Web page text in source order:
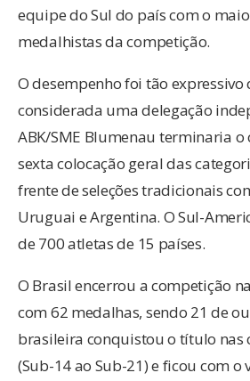
equipe do Sul do país com o
medalhistas da competição.
O desempenho foi tão expressivo
considerada uma delegação
ABK/SME Blumenau terminaria o
sexta colocação geral das
frente de seleções tradicionais
Uruguai e Argentina. O Sul-
de 700 atletas de 15 países.
O Brasil encerrou a competição
com 62 medalhas, sendo 21 de
brasileira conquistou o título nas
(Sub-14 ao Sub-21) e ficou com o